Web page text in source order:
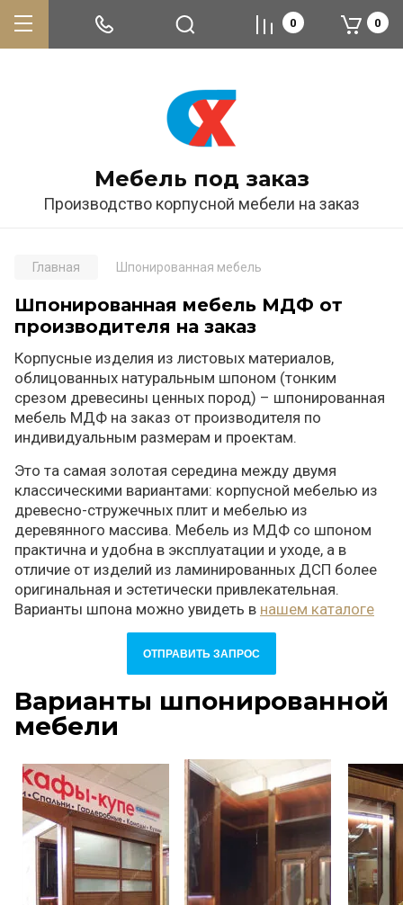
Мебель под заказ
Производство корпусной мебели на заказ
0 0
Главная Шпонированная мебель
Шпонированная мебель МДФ от
производителя на заказ
Корпусные изделия из листовых материалов,
облицованных натуральным шпоном (тонким
срезом древесины ценных пород) – шпонированная
мебель МДФ на заказ от производителя по
индивидуальным размерам и проектам.
Это та самая золотая середина между двумя
классическими вариантами: корпусной мебелью из
древесно-стружечных плит и мебелью из
деревянного массива. Мебель из МДФ со шпоном
практична и удобна в эксплуатации и уходе, а в
отличие от изделий из ламинированных ДСП более
оригинальная и эстетически привлекательная.
Варианты шпона можно увидеть в нашем каталоге
ОТПРАВИТЬ ЗАПРОС
Варианты шпонированной
мебели